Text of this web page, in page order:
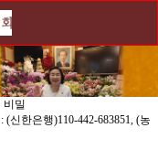
밀
(신한은행)110-442-683851, (농